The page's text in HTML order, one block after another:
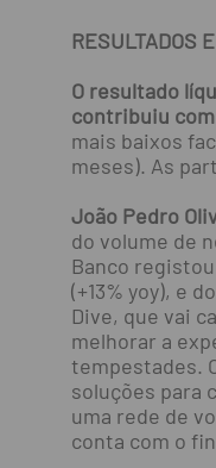
RESULTADOS
O resultado
contribuiu
mais baixos
meses). As
João Pedro
do volume de
Banco
(+13% yoy), e
Dive, que vai
melhorar a
tempestades.
soluções para
uma rede de
conta com o